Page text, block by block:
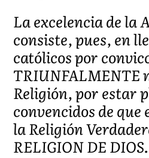
La excelencia de la
consiste, pues, en
católicos por
TRIUNFALMENTE
Religión, por estar
convencidos de que
la Religión
RELIGION DE DIOS.